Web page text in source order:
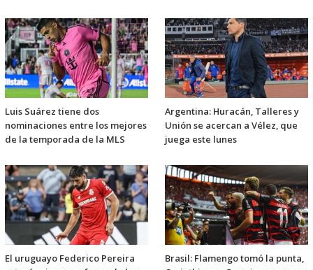
Luis Suárez tiene dos
nominaciones entre los mejores
de la temporada de la MLS
Argentina: Huracán, Talleres y
Unión se acercan a Vélez, que
juega este lunes
El uruguayo Federico Pereira
Brasil: Flamengo tomó la punta,